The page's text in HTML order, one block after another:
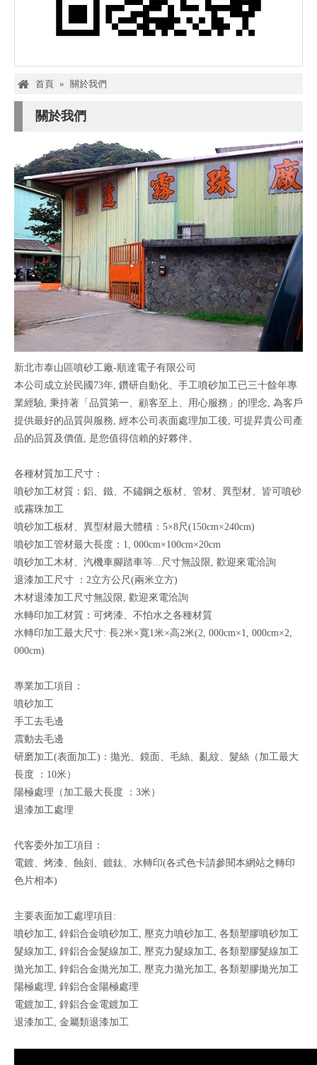
首頁 » 關於我們
關於我們
新北市泰山區噴砂工廠-順達電子有限公司
本公司成立於民國73年, 鑽研自動化、手工噴砂加工已三十餘年專
業經驗, 秉持著「品質第一、顧客至上、用心服務」的理念, 為客戶
提供最好的品質與服務, 經本公司表面處理加工後, 可提昇貴公司產
品的品質及價值, 是您值得信賴的好夥伴。
各種材質加工尺寸：
噴砂加工材質：鋁、鐵、不鏽鋼之板材、管材、異型材、皆可噴砂
或霧珠加工
噴砂加工板材、異型材最大體積：5×8尺(150cm×240cm)
噴砂加工管材最大長度：1, 000cm×100cm×20cm
噴砂加工木材、汽機車腳踏車等...尺寸無設限, 歡迎來電洽詢
退漆加工尺寸 ：2立方公尺(兩米立方)
木材退漆加工尺寸無設限, 歡迎來電洽詢
水轉印加工材質：可烤漆、不怕水之各種材質
水轉印加工最大尺寸: 長2米×寬1米×高2米(2, 000cm×1, 000cm×2,
000cm)
專業加工項目：
噴砂加工
手工去毛邊
震動去毛邊
研磨加工(表面加工)：拋光、鏡面、毛絲、亂紋、髮絲（加工最大
長度 ：10米）
陽極處理（加工最大長度 ：3米）
退漆加工處理
代客委外加工項目：
電鍍、烤漆、 蝕刻 、 鍍鈦、 水轉印(各式色卡請參閱本網站之轉印
色片相本)
主要表面加工處理項目:
噴砂加工, 鋅鋁合金噴砂加工, 壓克力噴砂加工, 各類塑膠噴砂加工
髮線加工, 鋅鋁合金髮線加工, 壓克力髮線加工, 各類塑膠髮線加工
拋光加工, 鋅鋁合金拋光加工, 壓克力拋光加工, 各類塑膠拋光加工
陽極處理, 鋅鋁合金陽極處理
電鍍加工, 鋅鋁合金電鍍加工
退漆加工, 金屬類退漆加工